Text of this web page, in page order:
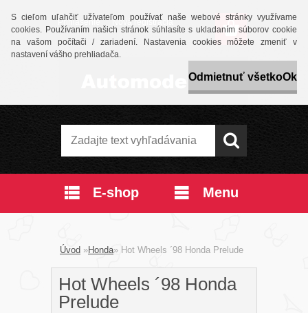
S cieľom uľahčiť užívateľom používať naše webové stránky využívame
cookies. Používaním našich stránok súhlasíte s ukladaním súborov cookie
na vašom počítači / zariadení. Nastavenia cookies môžete zmeniť v
nastavení vášho prehliadača.
Odmietnuť všetkoOk
Prihlásenie Nová registrácia
E-shop Menu
Úvod »Honda» Hot Wheels ´98 Honda Prelude
Hot Wheels ´98 Honda
Prelude